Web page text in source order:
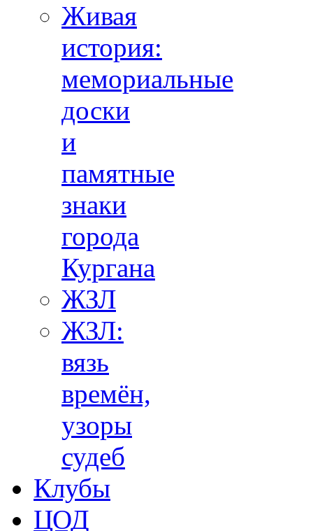
Живая
история:
мемориальные
доски
и
памятные
знаки
города
Кургана
ЖЗЛ
ЖЗЛ:
вязь
времён,
узоры
судеб
Клубы
ЦОД